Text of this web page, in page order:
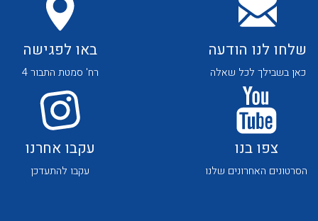
לכל מוצרי היצרן לכל מוצרי היצרן
לכל מוצרי היצרן לכל מוצרי היצרן
שלחו לנו הודעה
כאן בשבילך לכל שאלה
באו לפגישה
רח' סמטת התבור 4
צפו בנו
הסרטונים האחרונים שלנו
עקבו אחרנו
עקבו להתעדכן